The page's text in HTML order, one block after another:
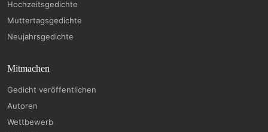
Hochzeitsgedichte
Muttertagsgedichte
Neujahrsgedichte
Mitmachen
Gedicht veröffentlichen
Autoren
Wettbewerb